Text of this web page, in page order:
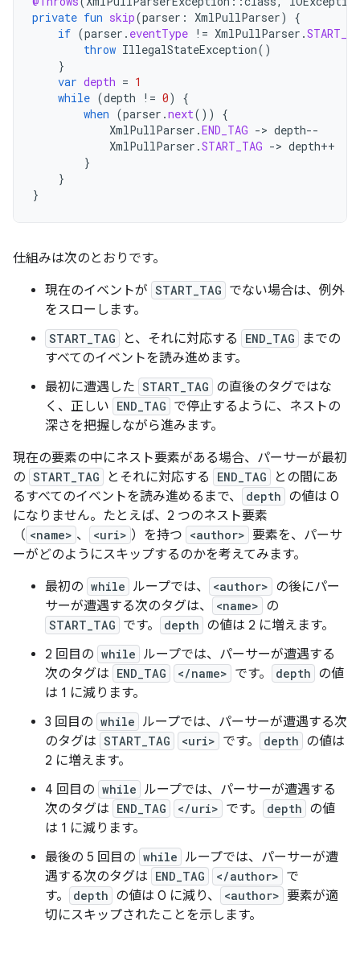
private fun skip(parser : XmlPullParser)
{
if (parser . eventType != XmlPullParser .
throw IllegalStateException()
}
var depth = 1
while (depth != 0)
{
when (parser .next())
{
XmlPullParser .END_TAG -> depth--
XmlPullParser .START_TAG -> depth++
}
}
}
仕組みは次のとおりです。
現在のイベントが START_TAG でない場合は、例外
をスローします。
START_TAG と、それに対応する END_TAG
までの
すべてのイベントを読み進めます。
最初に遭遇した START_TAG の直後のタグではな
く、正しい END_TAG で停止するように、ネストの
深さを把握しながら進みます。
現在の要素の中にネスト要素がある場合、パーサーが最初
の START_TAG とそれに対応する END_TAG
との間にあ
るすべてのイベントを読み進めるまで、
depth の値は 0
になりません。たとえば、2 つのネスト要素
（ <name> 、 <uri> ）を持つ <author> 要素を、パーサ
ーがどのようにスキップするのかを考えてみます。
最初の while ループでは、 <author> の後にパー
サーが遭遇する次のタグは、
<name> の
START_TAG です。 depth の値は 2 に増えます。
2 回目の while ループでは、パーサーが遭遇する
次のタグは END_TAG </name> です。 depth の値
は 1 に減ります。
3 回目の while ループでは、パーサーが遭遇する次
のタグは START_TAG <uri> です。 depth の値は
2 に増えます。
4 回目の while ループでは、パーサーが遭遇する
次のタグは END_TAG </uri> です。 depth の値
は 1 に減ります。
最後の 5 回目の while ループでは、パーサーが遭
遇する次のタグは END_TAG </author> で
す。
depth の値は 0 に減り、 <author> 要素が適
切にスキップされたことを示します。